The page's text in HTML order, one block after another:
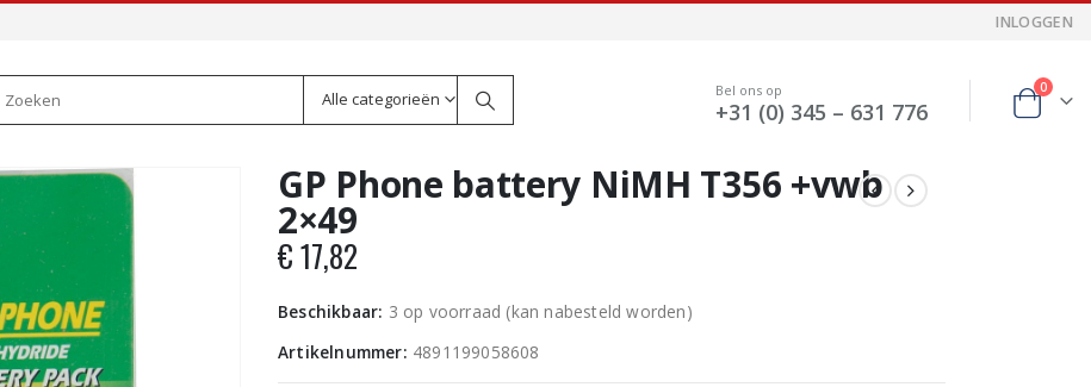
INLOGGEN
Alle categorieën Bel ons op
+31 (0) 345 – 631 776
0
GP Phone battery NiMH T356 +vwb
2×49
€17,82
Beschikbaar: 3 op voorraad (kan nabesteld worden)
Artikelnummer: 4891199058608